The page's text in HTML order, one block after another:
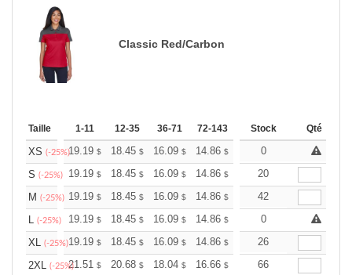
Classic Red/Carbon
Taille 1-11 12-35 36-71 72-143 144-287 288 +
Stock Qté
XS (-25%)19.19 $ 18.45 $ 16.09 $ 14.86 $ 14.11 $
0
S (-25%) 19.19 $ 18.45 $ 16.09 $ 14.86 $ 14.11$
20
M (-25%) 19.19 $ 18.45 $ 16.09 $ 14.86 $ 14.11$
42
L (-25%) 19.19 $ 18.45 $ 16.09 $ 14.86 $ 14.11 $
0
XL (-25%)19.19 $ 18.45 $ 16.09 $ 14.86 $ 14.11$
26
2XL (-25%)21.51 $ 20.68 $ 18.04 $ 16.66 $ 15.82$
66